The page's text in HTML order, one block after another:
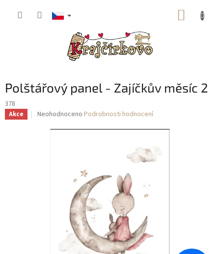
Polštářový panel - Zajíčkův měsíc 2
378
Akce
Průměrné
produktu
Neohodnoceno Podrobnosti hodnocení